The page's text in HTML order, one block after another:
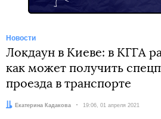
Новости
Локдаун в Киеве: в КГГА
как может получить
проезда в транспорте
Автор:Екатерина Кадакова Дата:
19:06, 01 апреля 2021